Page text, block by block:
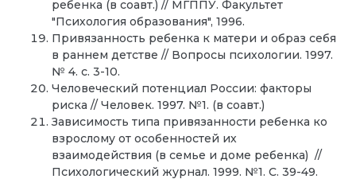
ребенка (в соавт.) // МГППУ. Факультет
"Психология образования", 1996.
Привязанность ребенка к матери и образ себя
в раннем детстве // Вопросы психологии. 1997.
№ 4. с. 3-10.
Человеческий потенциал России: факторы
риска // Человек. 1997. №1. (в соавт.)
Зависимость типа привязанности ребенка ко
взрослому от особенностей их
взаимодействия (в семье и доме ребенка) //
Психологический журнал. 1999. №1. С. 39-49.